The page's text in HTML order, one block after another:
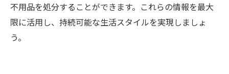
不用品を処分することができます。これらの情報を最大
限に活用し、持続可能な生活スタイルを実現しましょ
う。